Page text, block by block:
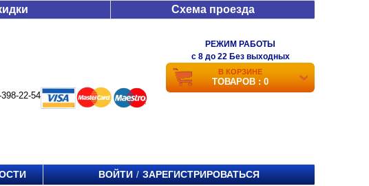
Схема проезда
22-54
РЕЖИМ РАБОТЫ
c 8 до 22 Без выходных
В КОРЗИНЕ
ТОВАРОВ : 0
ВОЙТИ / ЗАРЕГИСТРИРОВАТЬСЯ